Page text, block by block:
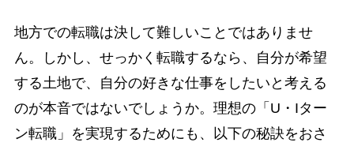
地方での転職は決して難しいことではありませ
ん。しかし、せっかく転職するなら、自分が希望
する土地で、自分の好きな仕事をしたいと考える
のが本音ではないでしょうか。理想の「U・Iター
ン転職」を実現するためにも、以下の秘訣をおさ